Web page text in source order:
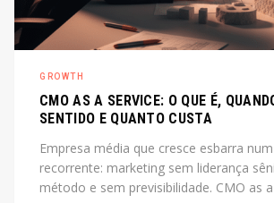
GROWTH
CMO AS A SERVICE: O QUE É,
SENTIDO E QUANTO CUSTA
Empresa média que cresce esbarra
recorrente: marketing sem liderança
método e sem previsibilidade. CMO as